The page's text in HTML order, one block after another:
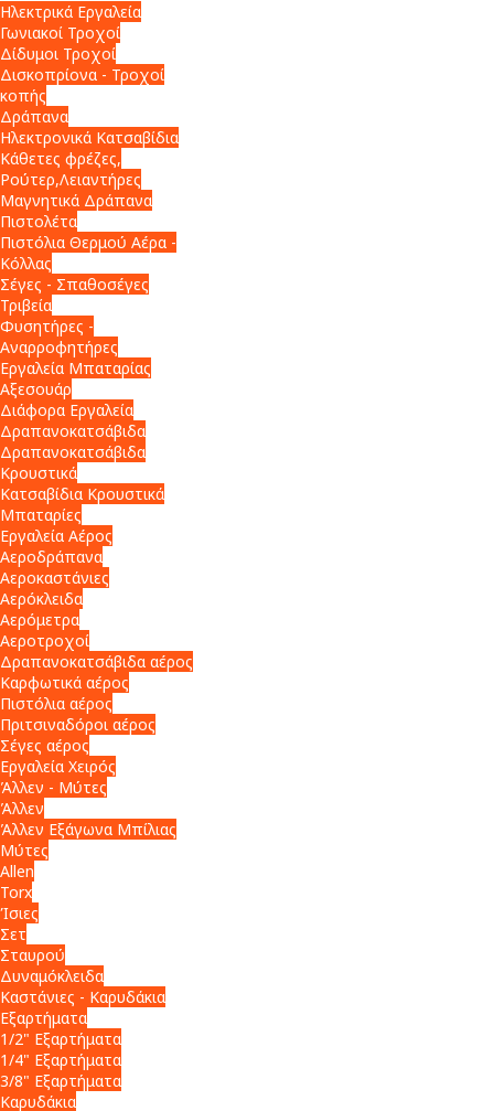
Ηλεκτρικά Εργαλεία
Γωνιακοί Τροχοί
Δίδυμοι Τροχοί
Δισκοπρίονα - Τροχοί
κοπής
Δράπανα
Ηλεκτρονικά Κατσαβίδια
Κάθετες φρέζες,
Ρούτερ,Λειαντήρες
Μαγνητικά Δράπανα
Πιστολέτα
Πιστόλια Θερμού Αέρα -
Κόλλας
Σέγες - Σπαθοσέγες
Τριβεία
Φυσητήρες -
Αναρροφητήρες
Εργαλεία Μπαταρίας
Αξεσουάρ
Διάφορα Εργαλεία
Δραπανοκατσάβιδα
Δραπανοκατσάβιδα
Κρουστικά
Κατσαβίδια Κρουστικά
Μπαταρίες
Εργαλεία Αέρος
Αεροδράπανα
Αεροκαστάνιες
Αερόκλειδα
Αερόμετρα
Αεροτροχοί
Δραπανοκατσάβιδα αέρος
Καρφωτικά αέρος
Πιστόλια αέρος
Πριτσιναδόροι αέρος
Σέγες αέρος
Εργαλεία Χειρός
Άλλεν - Μύτες
Άλλεν
Άλλεν Εξάγωνα Μπίλιας
Μύτες
Allen
Torx
Ίσιες
Σετ
Σταυρού
Δυναμόκλειδα
Καστάνιες - Καρυδάκια
Εξαρτήματα
1/2" Εξαρτήματα
1/4" Εξαρτήματα
3/8" Εξαρτήματα
Καρυδάκια